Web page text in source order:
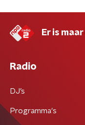
Er is
Radio
DJ’s
Programma's